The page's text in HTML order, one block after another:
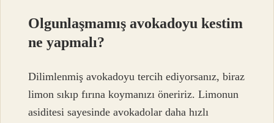
Olgunlaşmamış avokadoyu kestim
ne yapmalı?
Dilimlenmiş avokadoyu tercih ediyorsanız, biraz
limon sıkıp fırına koymanızı öneririz. Limonun
asiditesi sayesinde avokadolar daha hızlı